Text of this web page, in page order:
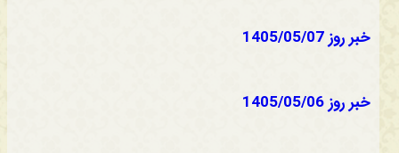
خبر روز 1405/05/07
خبر روز 1405/05/06